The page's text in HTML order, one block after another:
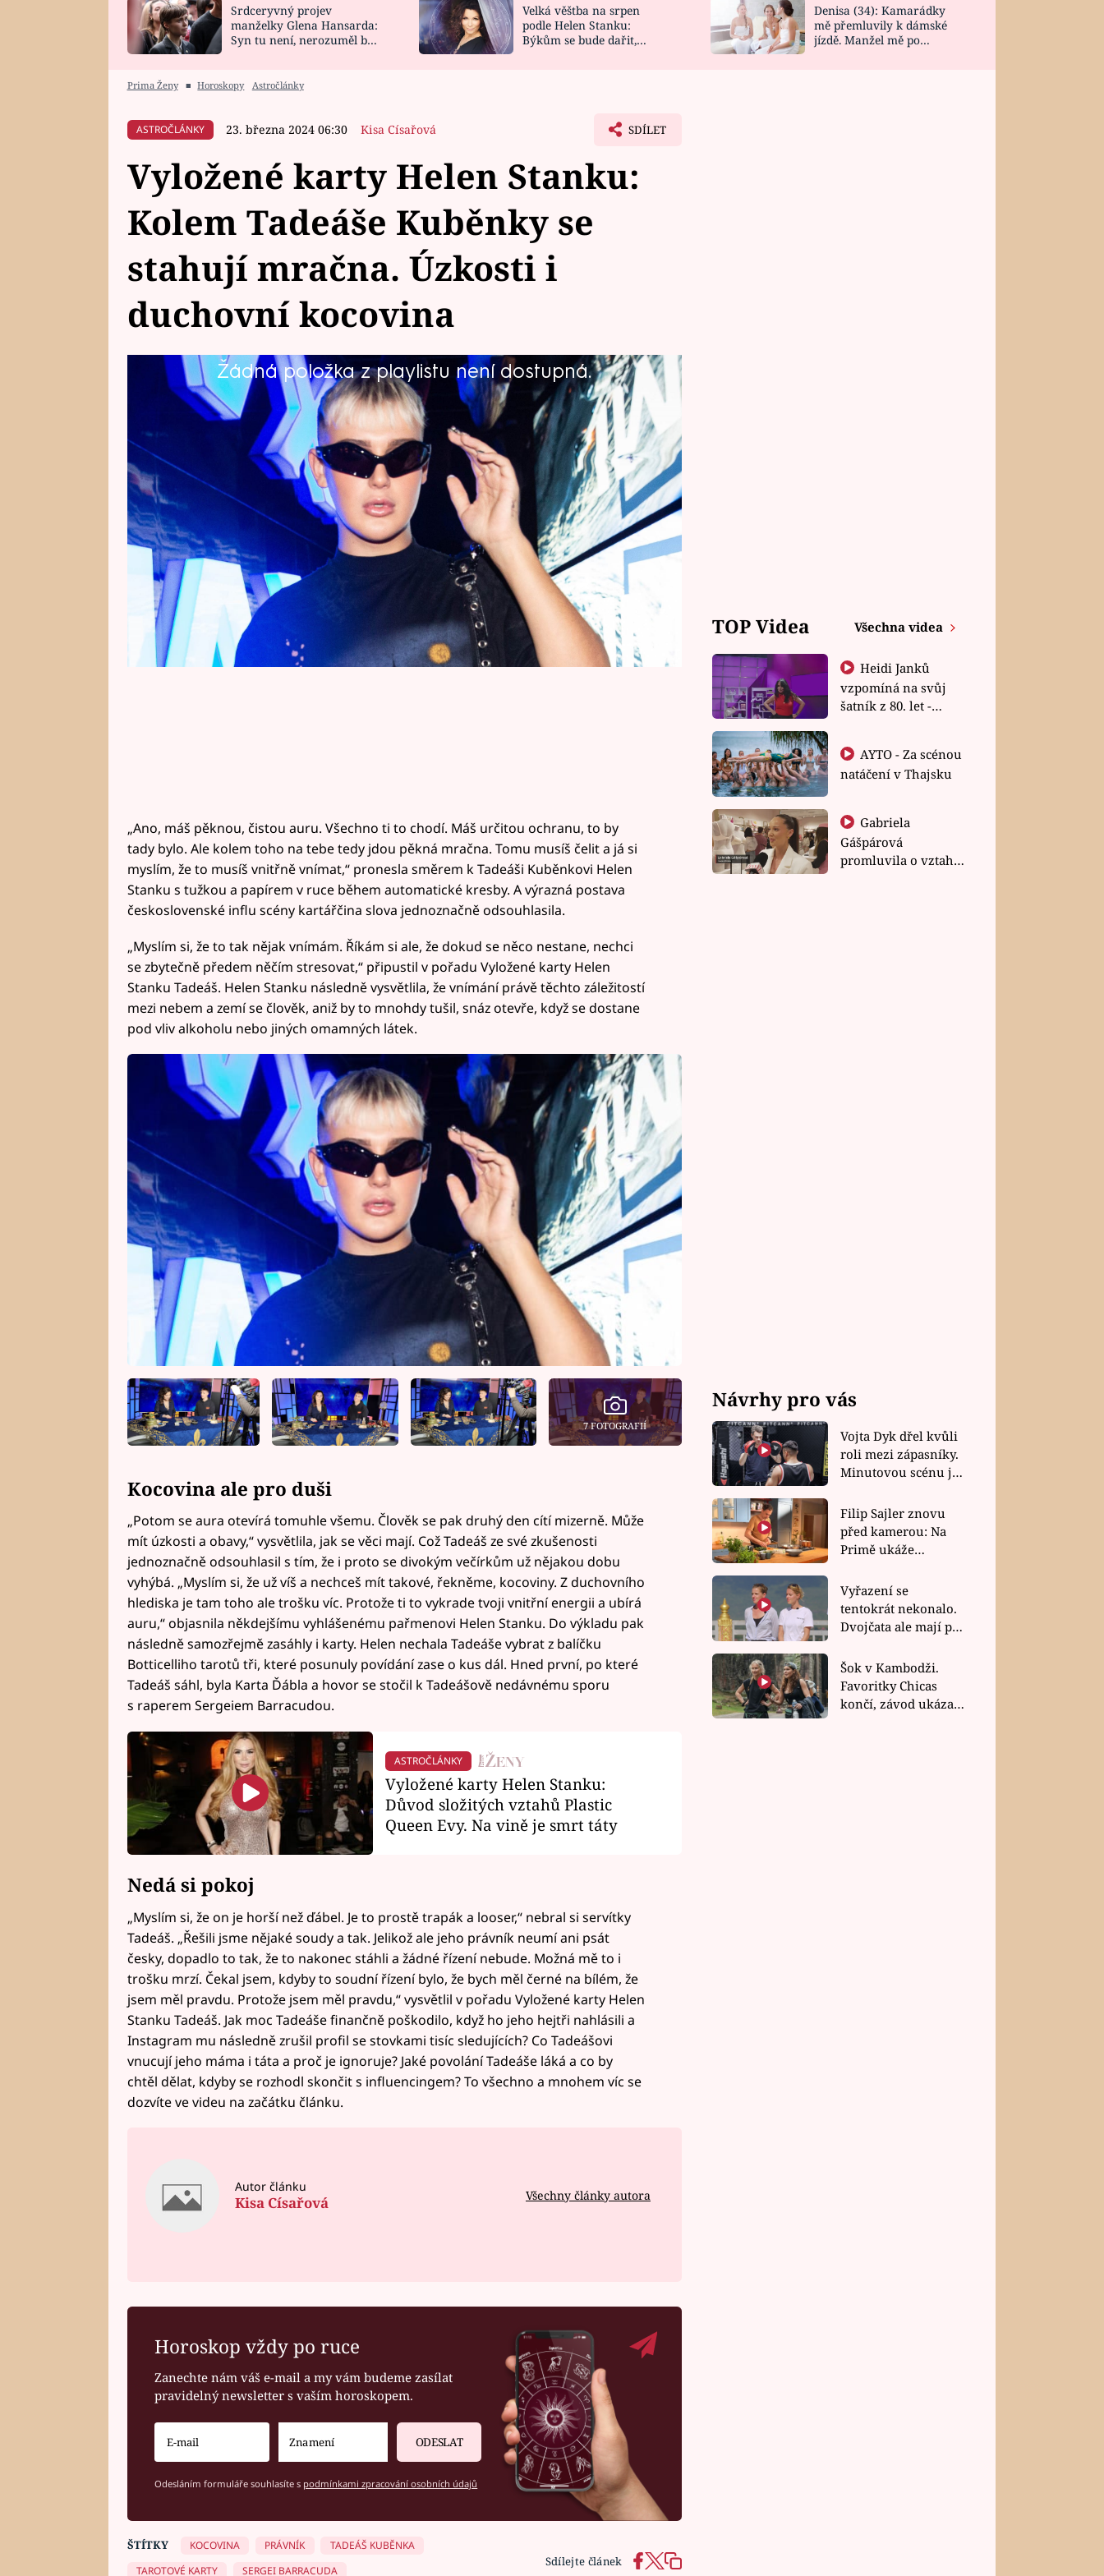
HOROSKOP NA
CELEBRITY
VAŘENÍ
NOVINKY
VIDEORECEPTY
DESIGN
Srdceryvný projev
manželky Glena Hansarda:
Syn tu není, nerozuměl by
Velká věštba na srpen
podle Helen Stanku:
Býkům se bude dařit,
Denisa (34): Kamarádky
mě přemluvily k dámské
jízdě. Manžel mě po
Prima Ženy ■ Horoskopy Astročlánky
ASTROČLÁNKY 23. března 2024 06:30 Kisa Císařová SDÍLET
Vyložené karty Helen Stanku:
Kolem Tadeáše Kuběnky se
stahují mračna. Úzkosti i
duchovní kocovina
Žádná položka z playlistu není dostupná.
Karty, runy i automatická intuitivní kresba. To jsou nástroje, které
Helen Stanku pomáhají číst v jejích hostech. Hned úvodní
automatická kresba, kterou u kartářky slavných absolvoval Tadeáš
Kuběnka (20), poskytla řadu překvapivých informací. Díky ní totiž
Helen Stanku mohla kontroverzního influencera varovat, že se kolem
něj stahují mračna. Helen Stanku Tadeáše rovněž upozornila i na to,
čím si sám sobě vykrádá vlastní energii a ubírá auru.
„Ano, máš pěknou, čistou auru. Všechno ti to chodí. Máš určitou ochranu, to by
tady bylo. Ale kolem toho na tebe tedy jdou pěkná mračna. Tomu musíš čelit a já si
myslím, že to musíš vnitřně vnímat,“ pronesla směrem k Tadeáši Kuběnkovi Helen
Stanku s tužkou a papírem v ruce během automatické kresby. A výrazná postava
československé influ scény kartářčina slova jednoznačně odsouhlasila.
„Myslím si, že to tak nějak vnímám. Říkám si ale, že dokud se něco nestane, nechci
se zbytečně předem něčím stresovat,“ připustil v pořadu Vyložené karty Helen
Stanku Tadeáš. Helen Stanku následně vysvětlila, že vnímání právě těchto záležitostí
mezi nebem a zemí se člověk, aniž by to mnohdy tušil, snáz otevře, když se dostane
pod vliv alkoholu nebo jiných omamných látek.
7 FOTOGRAFIÍ
Kocovina ale pro duši
„Potom se aura otevírá tomuhle všemu. Člověk se pak druhý den cítí mizerně. Může
mít úzkosti a obavy,“ vysvětlila, jak se věci mají. Což Tadeáš ze své zkušenosti
jednoznačně odsouhlasil s tím, že i proto se divokým večírkům už nějakou dobu
vyhýbá. „Myslím si, že už víš a nechceš mít takové, řekněme, kocoviny. Z duchovního
hlediska je tam toho ale trošku víc. Protože ti to vykrade tvoji vnitřní energii a ubírá
auru,“ objasnila někdejšímu vyhlášenému pařmenovi Helen Stanku. Do výkladu pak
následně samozřejmě zasáhly i karty. Helen nechala Tadeáše vybrat z balíčku
Botticelliho tarotů tři, které posunuly povídání zase o kus dál. Hned první, po které
Tadeáš sáhl, byla Karta Ďábla a hovor se stočil k Tadeášově nedávnému sporu
s raperem Sergeiem Barracudou.
ASTROČLÁNKY
Vyložené karty Helen Stanku:
Důvod složitých vztahů Plastic
Queen Evy. Na vině je smrt táty
Nedá si pokoj
„Myslím si, že on je horší než ďábel. Je to prostě trapák a looser,“ nebral si servítky
Tadeáš. „Řešili jsme nějaké soudy a tak. Jelikož ale jeho právník neumí ani psát
česky, dopadlo to tak, že to nakonec stáhli a žádné řízení nebude. Možná mě to i
trošku mrzí. Čekal jsem, kdyby to soudní řízení bylo, že bych měl černé na bílém, že
jsem měl pravdu. Protože jsem měl pravdu,“ vysvětlil v pořadu Vyložené karty Helen
Stanku Tadeáš. Jak moc Tadeáše finančně poškodilo, když ho jeho hejtři nahlásili a
Instagram mu následně zrušil profil se stovkami tisíc sledujících? Co Tadeášovi
vnucují jeho máma i táta a proč je ignoruje? Jaké povolání Tadeáše láká a co by
chtěl dělat, kdyby se rozhodl skončit s influencingem? To všechno a mnohem víc se
dozvíte ve videu na začátku článku.
Autor článku
Kisa Císařová Všechny články autora
Horoskop vždy po ruce
Zanechte nám váš e-mail a my vám budeme zasílat
pravidelný newsletter s vaším horoskopem.
ODESLAT
Odesláním formuláře souhlasíte s podmínkami zpracování osobních údajů
Sdílejte článek
ŠTÍTKY KOCOVINA PRÁVNÍK
TADEÁŠ KUBĚNKA
TAROTOVÉ KARTY
SERGEI BARRACUDA
TOP Videa Všechna videa
Heidi Janků
vzpomíná na svůj
šatník z 80. let -
natáčení v Thajsku
Gabriela
Gášpárová
promluvila o vztahu
Návrhy pro vás
Vojta Dyk dřel kvůli
roli mezi zápasníky.
Minutovou scénu jel
Filip Sajler znovu
před kamerou: Na
Primě ukáže
rychlé recepty
Vyřazení se
tentokrát nekonalo.
Dvojčata ale mají po
závodu nůž na krku
Šok v Kambodži.
Favoritky Chicas
končí, závod ukázal